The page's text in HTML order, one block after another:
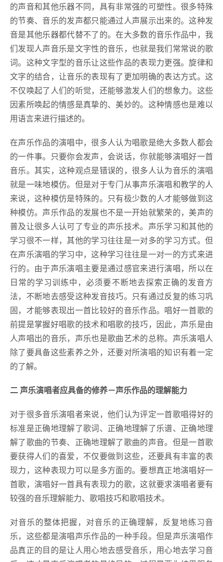
的声音和其他乐器不同，具有非常强的可塑性。很多特殊
的节奏、音乐的发声都只能通过人声展示出来的。这种发
音是其他乐器都代替不了的。在大多数的音乐作品中，我
们发现人声音乐是文字性的音乐，也就是我们常常说的歌
词。这种文字型的音乐让这些作品的表现力更强。旋律和
文字的结合，让音乐的表现有了更加明确的表达方式。这
不仅唤起了人们的听觉，还能够激发人们的想象力。这些
因素所唤起的情感是真挚的、美妙的。这种情感也是难以
用语言来进行描述的。
在声乐作品的演唱中，很多人认为唱歌是绝大多数人都会
的一件事。只要你会发声，会说话，你就能够演唱好一首
音乐。其实，这种观点是错误的，很多人认为音乐的演唱
就是一味地模仿。但是对于专门从事声乐演唱和教学的人
来说，这种模仿是特殊的。只有极少数的人才能够做到这
种模仿。声乐作品的发展也不是一开始就繁荣的，美声的
普及让很多人认可了专业的声乐技术。声乐学习和其他的
学习很不一样，其他的学习往往是一对多的学习方式。但
在声乐演唱的学习中，这种学习往往是一对一的方式来进
行的。由于声乐演唱主要是通过感官来进行演唱，所以在
日常的学习训练中，必须要不断地去探索正确的发音方
法，不断地去感受这种发音技巧。只有通过反复的练习巩
固，才能够表现出一首比较好的音乐作品。唱好一首歌的
前提是掌握好唱歌的技术和唱歌的技巧，因此，声乐是由
人声唱出的音乐，声乐也是歌曲艺术的总称。声乐演唱人
除了要具备这些素养之外，还要对所演唱的知识有着一定
的了解。
二 声乐演唱者应具备的修养－声乐作品的理解能力
对于很多音乐演唱者来说，他们认为评定一首歌唱得好的
标准是正确地理解了歌词、正确地理解了乐谱、正确地理
解了歌曲的节奏、正确地理解了歌曲的声音。但是一首歌
要获得人们的喜爱，不仅要做到这些，还要具有丰富的表
现力，这种表现力可以是多方面的。要想真正地演唱好一
首歌，演唱好一首具有表现力的歌，这就要求演唱者要有
较强的音乐理解能力、歌唱技巧和歌唱技术。
对音乐的整体把握，对音乐的正确理解，反复地练习音
乐，这些都是演唱声乐作品的一种手段。但是声乐演唱作
品真正的目的是让人用心地去感受音乐，用心地去学习音